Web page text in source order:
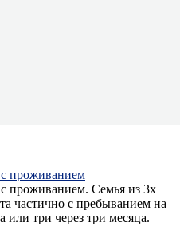
проживанием
проживанием. Семья из 3х
частично с пребыванием на
три через три месяца.